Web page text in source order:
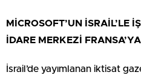
MİCROSOFT’UN İSRAİL’LE
İDARE MERKEZİ
İsrail’de yayımlanan iktisat